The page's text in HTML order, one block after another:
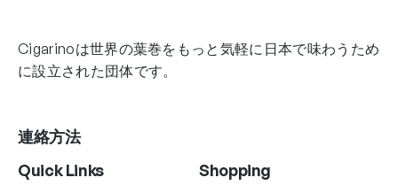
Cigarinoは世界の葉巻をもっと気軽に日本で味わうため
に設立された団体です。
連絡方法
Quick Links
Shopping